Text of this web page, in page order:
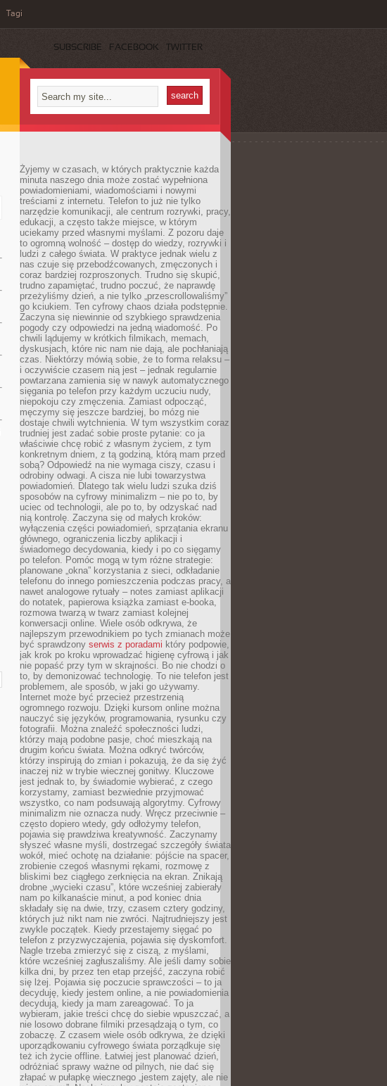
Tagi
SUBSCRIBE FACEBOOK TWITTER
Żyjemy w czasach, w których praktycznie każda
minuta naszego dnia może zostać wypełniona
powiadomieniami, wiadomościami i nowymi
treściami z internetu. Telefon to już nie tylko
narzędzie komunikacji, ale centrum rozrywki, pracy,
edukacji, a często także miejsce, w którym
uciekamy przed własnymi myślami. Z pozoru daje
to ogromną wolność – dostęp do wiedzy, rozrywki i
ludzi z całego świata. W praktyce jednak wielu z
nas czuje się przebodźcowanych, zmęczonych i
coraz bardziej rozproszonych. Trudno się skupić,
trudno zapamiętać, trudno poczuć, że naprawdę
przeżyliśmy dzień, a nie tylko „przescrollowaliśmy”
go kciukiem. Ten cyfrowy chaos działa podstępnie.
Zaczyna się niewinnie od szybkiego sprawdzenia
pogody czy odpowiedzi na jedną wiadomość. Po
chwili lądujemy w krótkich filmikach, memach,
dyskusjach, które nic nam nie dają, ale pochłaniają
czas. Niektórzy mówią sobie, że to forma relaksu –
i oczywiście czasem nią jest – jednak regularnie
powtarzana zamienia się w nawyk automatycznego
sięgania po telefon przy każdym uczuciu nudy,
niepokoju czy zmęczenia. Zamiast odpocząć,
męczymy się jeszcze bardziej, bo mózg nie
dostaje chwili wytchnienia. W tym wszystkim coraz
trudniej jest zadać sobie proste pytanie: co ja
właściwie chcę robić z własnym życiem, z tym
konkretnym dniem, z tą godziną, którą mam przed
sobą? Odpowiedź na nie wymaga ciszy, czasu i
odrobiny odwagi. A cisza nie lubi towarzystwa
powiadomień. Dlatego tak wielu ludzi szuka dziś
sposobów na cyfrowy minimalizm – nie po to, by
uciec od technologii, ale po to, by odzyskać nad
nią kontrolę. Zaczyna się od małych kroków:
wyłączenia części powiadomień, sprzątania ekranu
głównego, ograniczenia liczby aplikacji i
świadomego decydowania, kiedy i po co sięgamy
po telefon. Pomóc mogą w tym różne strategie:
planowane „okna” korzystania z sieci, odkładanie
telefonu do innego pomieszczenia podczas pracy, a
nawet analogowe rytuały – notes zamiast aplikacji
do notatek, papierowa książka zamiast e-booka,
rozmowa twarzą w twarz zamiast kolejnej
konwersacji online. Wiele osób odkrywa, że
najlepszym przewodnikiem po tych zmianach może
być sprawdzony serwis z poradami który podpowie,
jak krok po kroku wprowadzać higienę cyfrową i jak
nie popaść przy tym w skrajności. Bo nie chodzi o
to, by demonizować technologię. To nie telefon jest
problemem, ale sposób, w jaki go używamy.
Internet może być przecież przestrzenią
ogromnego rozwoju. Dzięki kursom online można
nauczyć się języków, programowania, rysunku czy
fotografii. Można znaleźć społeczności ludzi,
którzy mają podobne pasje, choć mieszkają na
drugim końcu świata. Można odkryć twórców,
którzy inspirują do zmian i pokazują, że da się żyć
inaczej niż w trybie wiecznej gonitwy. Kluczowe
jest jednak to, by świadomie wybierać, z czego
korzystamy, zamiast bezwiednie przyjmować
wszystko, co nam podsuwają algorytmy. Cyfrowy
minimalizm nie oznacza nudy. Wręcz przeciwnie –
często dopiero wtedy, gdy odłożymy telefon,
pojawia się prawdziwa kreatywność. Zaczynamy
słyszeć własne myśli, dostrzegać szczegóły świata
wokół, mieć ochotę na działanie: pójście na spacer,
zrobienie czegoś własnymi rękami, rozmowę z
bliskimi bez ciągłego zerknięcia na ekran. Znikają
drobne „wycieki czasu”, które wcześniej zabierały
nam po kilkanaście minut, a pod koniec dnia
składały się na dwie, trzy, czasem cztery godziny,
których już nikt nam nie zwróci. Najtrudniejszy jest
zwykle początek. Kiedy przestajemy sięgać po
telefon z przyzwyczajenia, pojawia się dyskomfort.
Nagle trzeba zmierzyć się z ciszą, z myślami,
które wcześniej zagłuszaliśmy. Ale jeśli damy sobie
kilka dni, by przez ten etap przejść, zaczyna robić
się lżej. Pojawia się poczucie sprawczości – to ja
decyduję, kiedy jestem online, a nie powiadomienia
decydują, kiedy ja mam zareagować. To ja
wybieram, jakie treści chcę do siebie wpuszczać, a
nie losowo dobrane filmiki przesądzają o tym, co
zobaczę. Z czasem wiele osób odkrywa, że dzięki
uporządkowaniu cyfrowego świata porządkuje się
też ich życie offline. Łatwiej jest planować dzień,
odróżniać sprawy ważne od pilnych, nie dać się
złapać w pułapkę wiecznego „jestem zajęty, ale nie